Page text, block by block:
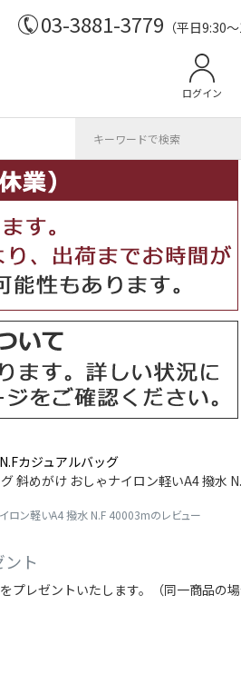
03-3881-3779 （平日9:30～
ログイン
カジュアルバッグ
斜めがけ おしゃナイロン軽いA4 撥水
イロン軽いA4 撥水 N.F 40003mのレビュー
ト
レゼントいたします。（同一商品の場